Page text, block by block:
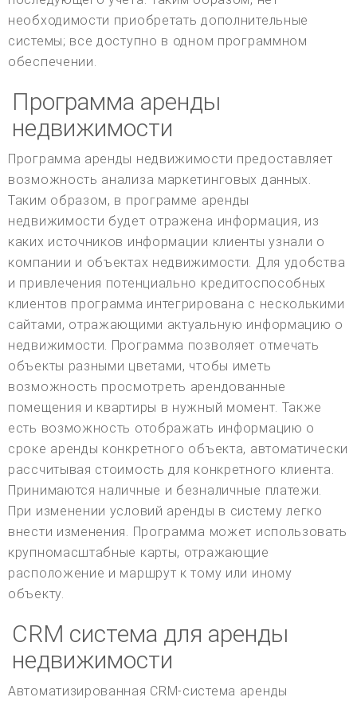
необходимости приобретать дополнительные
системы; все доступно в одном программном
обеспечении.
Программа аренды
недвижимости
Программа аренды недвижимости предоставляет
возможность анализа маркетинговых данных.
Таким образом, в программе аренды
недвижимости будет отражена информация, из
каких источников информации клиенты узнали о
компании и объектах недвижимости. Для удобства
и привлечения потенциально кредитоспособных
клиентов программа интегрирована с несколькими
сайтами, отражающими актуальную информацию о
недвижимости. Программа позволяет отмечать
объекты разными цветами, чтобы иметь
возможность просмотреть арендованные
помещения и квартиры в нужный момент. Также
есть возможность отображать информацию о
сроке аренды конкретного объекта, автоматически
рассчитывая стоимость для конкретного клиента.
Принимаются наличные и безналичные платежи.
При изменении условий аренды в систему легко
внести изменения. Программа может использовать
крупномасштабные карты, отражающие
расположение и маршрут к тому или иному
объекту.
CRM система для аренды
недвижимости
Автоматизированная CRM-система аренды